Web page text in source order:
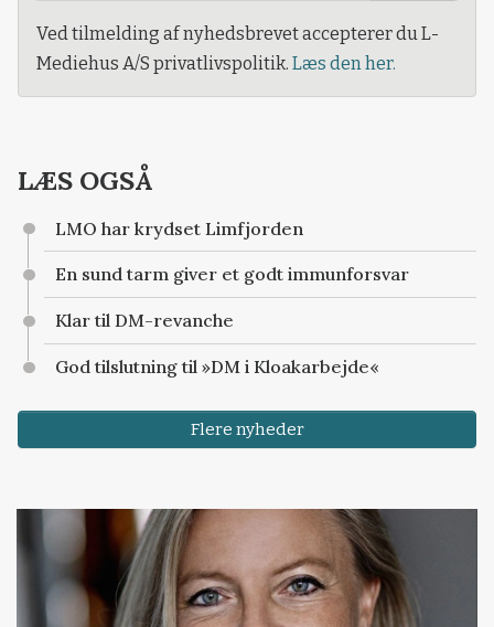
Ved tilmelding af nyhedsbrevet accepterer du L-
Mediehus A/S privatlivspolitik. Læs den her.
LÆS OGSÅ
LMO har krydset Limfjorden
En sund tarm giver et godt immunforsvar
Klar til DM-revanche
God tilslutning til »DM i Kloakarbejde«
Flere nyheder